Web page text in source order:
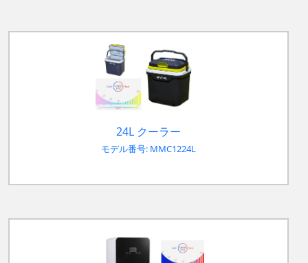
24L クーラー
モデル番号: MMC1224L